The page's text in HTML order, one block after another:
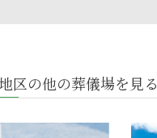
区の他の葬儀場を見る